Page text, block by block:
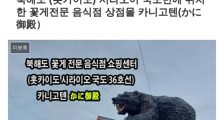
한 꽃게전문 음식점 상점몰 카니고텐(かに
御殿）
미분류